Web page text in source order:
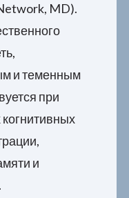
MD).
и теменным
при
и